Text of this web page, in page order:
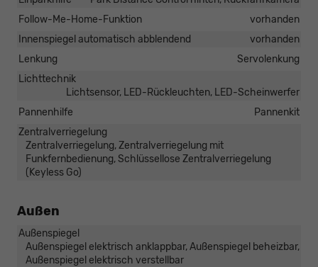
Follow-Me-Home-Funktion
vorhanden
Innenspiegel automatisch abblendend
vorhanden
Lenkung
Servolenkung
Lichttechnik
Lichtsensor, LED-Rückleuchten, LED-Scheinwerfer
Pannenhilfe
Pannenkit
Zentralverriegelung
Zentralverriegelung, Zentralverriegelung mit
Funkfernbedienung, Schlüssellose Zentralverriegelung
(Keyless Go)
Außen
Außenspiegel
Außenspiegel elektrisch anklappbar, Außenspiegel beheizbar,
Außenspiegel elektrisch verstellbar